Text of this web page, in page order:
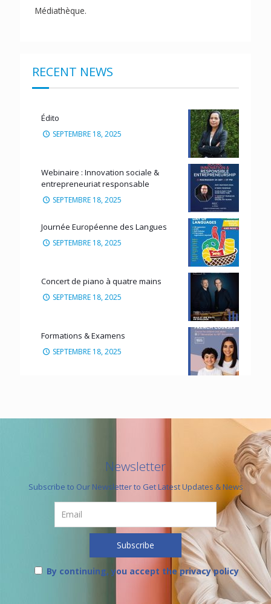
Médiathèque.
RECENT NEWS
Édito
SEPTEMBRE 18, 2025
Webinaire : Innovation sociale &
entrepreneuriat responsable
SEPTEMBRE 18, 2025
Journée Européenne des Langues
SEPTEMBRE 18, 2025
Concert de piano à quatre mains
SEPTEMBRE 18, 2025
Formations & Examens
SEPTEMBRE 18, 2025
Newsletter
Subscribe to Our Newsletter to Get Latest Updates & News
By continuing, you accept the privacy policy